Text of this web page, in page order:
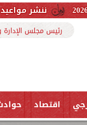
القطارات
رئيس مجلس الإدارة
اقتصاد